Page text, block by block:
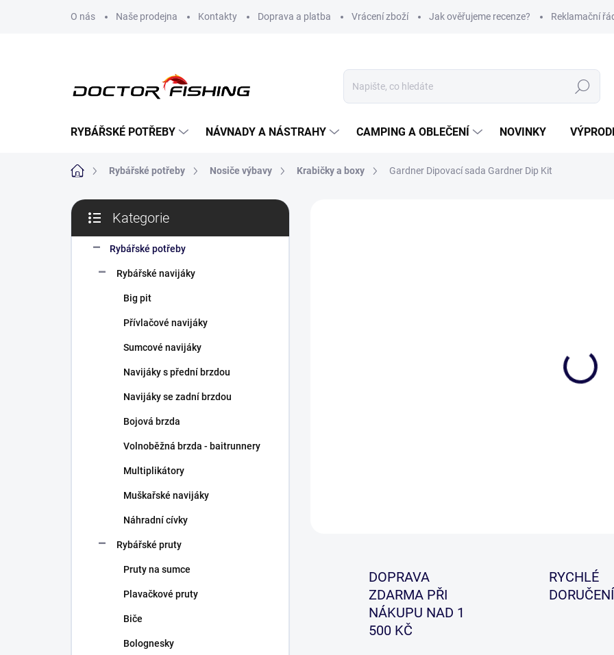
O nás Naše prodejna Kontakty Doprava a platba Vrácení zboží Jak ověřujeme recenze? Reklamační
Hledat
RYBÁŘSKÉ POTŘEBY NÁVNADY A NÁSTRAHY CAMPING A OBLEČENÍ NOVINKY
Domů Rybářské potřeby Nosiče výbavy Krabičky a boxy Gardner Dipovací sada Gardner Dip Kit
P
s
kategorie
Kategorie
Rybářské potřeby
Rybářské navijáky
Big pit
Přívlačové navijáky
Sumcové navijáky
Navijáky s přední brzdou
Navijáky se zadní brzdou
Bojová brzda
Volnoběžná brzda - baitrunnery
Multiplikátory
Muškařské navijáky
Náhradní cívky
Rybářské pruty
Pruty na sumce
Plavačkové pruty
Biče
Bolognesky
DOPRAVA
ZDARMA PŘI
NÁKUPU NAD 1
500 KČ
RYCHLÉ
DORUČENÍ